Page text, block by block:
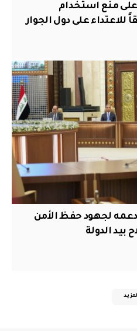
على منع استخدام
للاعتداء على دول الجوار
دعمه لجهود حفظ الأمن
بيد الدولة